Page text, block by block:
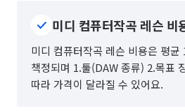
미디 컴퓨터작곡 레슨 비
미디 컴퓨터작곡 레슨 비용은 평균
책정되며 1.툴(DAW 종류) 2.목표
따라 가격이 달라질 수 있어요.